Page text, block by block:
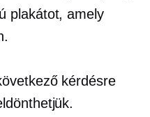
plakátot, amely
kérdésre